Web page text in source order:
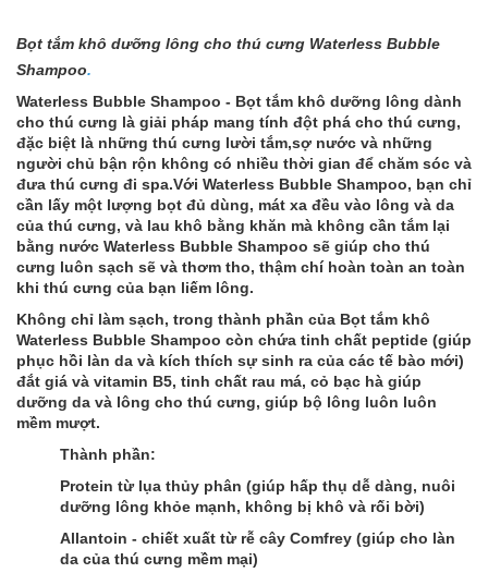
Bọt tắm khô dưỡng lông cho thú cưng Waterless Bubble
Shampoo.
Waterless Bubble Shampoo - Bọt tắm khô dưỡng lông dành
cho thú cưng là giải pháp mang tính đột phá cho thú cưng,
đặc biệt là những thú cưng lười tắm,sợ nước và những
người chủ bận rộn không có nhiều thời gian để chăm sóc và
đưa thú cưng đi spa.Với Waterless Bubble Shampoo, bạn chỉ
cần lấy một lượng bọt đủ dùng, mát xa đều vào lông và da
của thú cưng, và lau khô bằng khăn mà không cần tắm lại
bằng nước Waterless Bubble Shampoo sẽ giúp cho thú
cưng luôn sạch sẽ và thơm tho, thậm chí hoàn toàn an toàn
khi thú cưng của bạn liếm lông.
Không chỉ làm sạch, trong thành phần của Bọt tắm khô
Waterless Bubble Shampoo còn chứa tinh chất peptide (giúp
phục hồi làn da và kích thích sự sinh ra của các tế bào mới)
đắt giá và vitamin B5, tinh chất rau má, cỏ bạc hà giúp
dưỡng da và lông cho thú cưng, giúp bộ lông luôn luôn
mềm mượt.
Thành phần:
Protein từ lụa thủy phân (giúp hấp thụ dễ dàng, nuôi
dưỡng lông khỏe mạnh, không bị khô và rối bời)
Allantoin - chiết xuất từ rễ cây Comfrey (giúp cho làn
da của thú cưng mềm mại)